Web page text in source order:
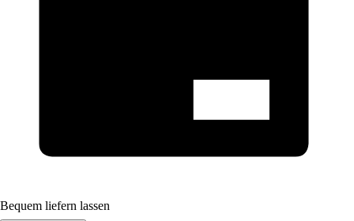
Bequem liefern lassen